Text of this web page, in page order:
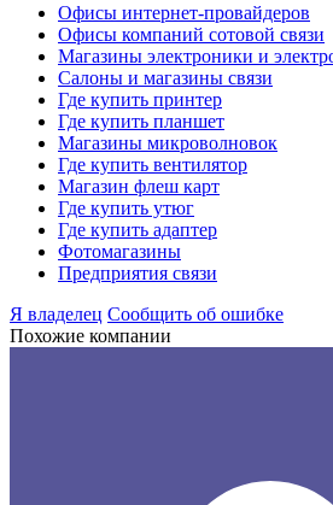
Офисы интернет-провайдеров
Офисы компаний сотовой связи
Магазины электроники и
Салоны и магазины связи
Где купить принтер
Где купить планшет
Магазины микроволновок
Где купить вентилятор
Магазин флеш карт
Где купить утюг
Где купить адаптер
Фотомагазины
Предприятия связи
Я владелец Сообщить об ошибке
Похожие компании